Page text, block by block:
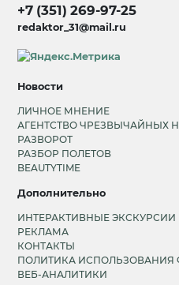
+7 (351) 269-97-25
redaktor_31@mail.ru
Новости
ЛИЧНОЕ МНЕНИЕ
АГЕНТСТВО ЧРЕЗВЫЧАЙНЫХ
РАЗВОРОТ
РАЗБОР ПОЛЕТОВ
BEAUTYTIME
Дополнительно
ИНТЕРАКТИВНЫЕ ЭКСКУРСИИ
РЕКЛАМА
КОНТАКТЫ
ПОЛИТИКА ИСПОЛЬЗОВАНИЯ
ВЕБ-АНАЛИТИКИ